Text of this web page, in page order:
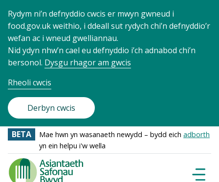
Rydym ni’n defnyddio cwcis er mwyn gwneud i
food.gov.uk weithio, i ddeall sut rydych chi’n defnyddio’r
wefan ac i wneud gwelliannau.
Nid ydyn nhw’n cael eu defnyddio i’ch adnabod chi’n
bersonol. Dysgu rhagor am gwcis
Rheoli cwcis
Derbyn cwcis
BETA Mae hwn yn wasanaeth newydd – bydd eich adborth
yn ein helpu i'w wella
Food
Standards